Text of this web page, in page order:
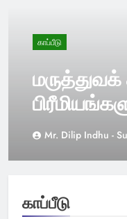
காப்பீடு
மருத்துவக்
அதிரடி
Mr. Dilip Indhu -
காப்பீடு